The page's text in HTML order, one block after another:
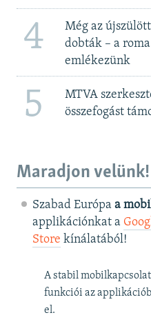
4
Még az
dobták – a
emlékezünk
5
MTVA
összefogást
Maradjon velünk!
Szabad Európa a
applikációnkat a
Store kínálatából!
A stabil
funkciói az
el.